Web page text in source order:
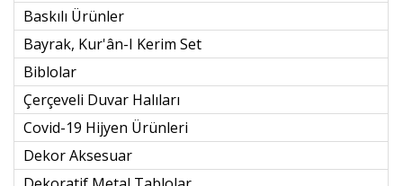
Baskılı Ürünler
Bayrak, Kur'ân-I Kerim Set
Biblolar
Çerçeveli Duvar Halıları
Covid-19 Hijyen Ürünleri
Dekor Aksesuar